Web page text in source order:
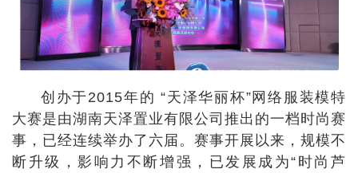
创办于2015年的 “天泽华丽杯”网络服装模特
大赛是由湖南天泽置业有限公司推出的一档时尚赛
事，已经连续举办了六届。赛事开展以来，规模不
断升级，影响力不断增强，已发展成为“时尚芦